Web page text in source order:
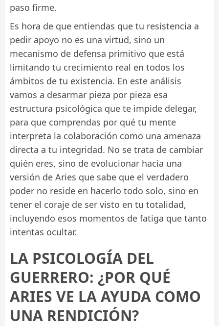
paso firme.
Es hora de que entiendas que tu resistencia a
pedir apoyo no es una virtud, sino un
mecanismo de defensa primitivo que está
limitando tu crecimiento real en todos los
ámbitos de tu existencia. En este análisis
vamos a desarmar pieza por pieza esa
estructura psicológica que te impide delegar,
para que comprendas por qué tu mente
interpreta la colaboración como una amenaza
directa a tu integridad. No se trata de cambiar
quién eres, sino de evolucionar hacia una
versión de Aries que sabe que el verdadero
poder no reside en hacerlo todo solo, sino en
tener el coraje de ser visto en tu totalidad,
incluyendo esos momentos de fatiga que tanto
intentas ocultar.
LA PSICOLOGÍA DEL
GUERRERO: ¿POR QUÉ
ARIES VE LA AYUDA COMO
UNA RENDICIÓN?